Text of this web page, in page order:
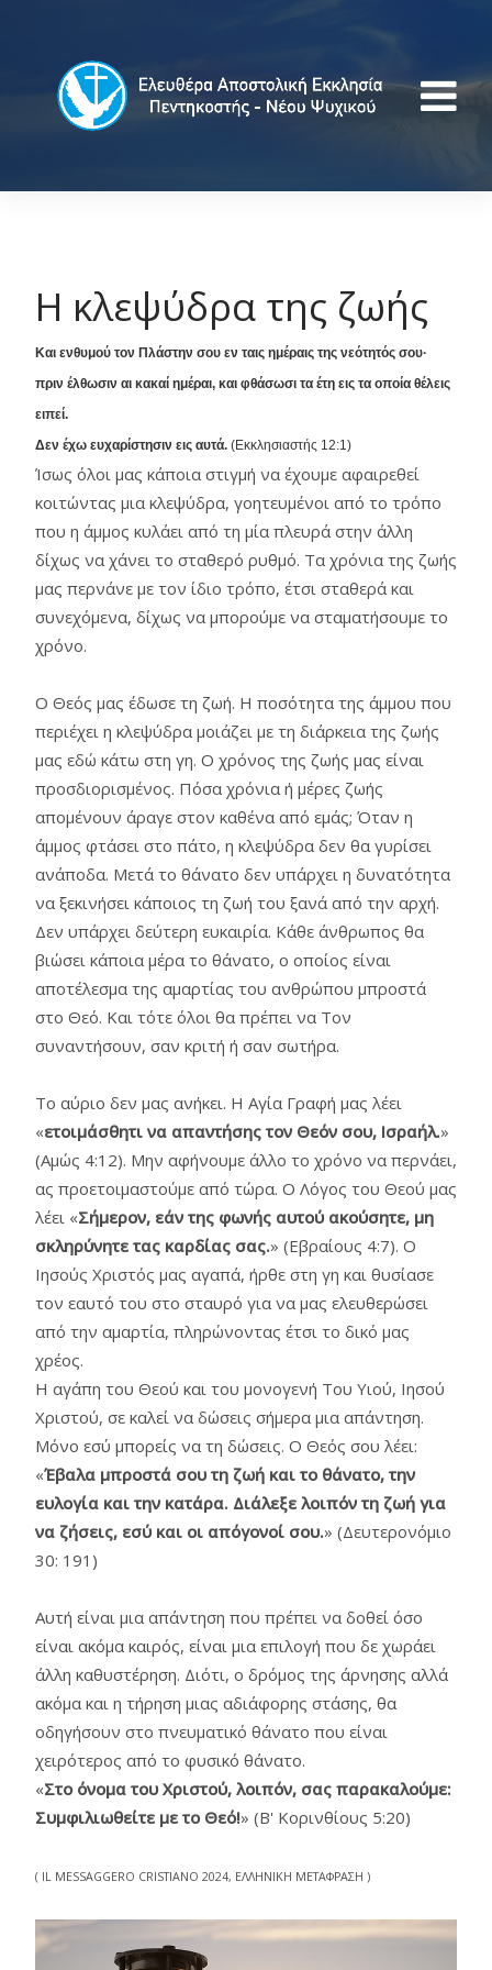
Η κλεψύδρα της ζωής
Και ενθυμού τον Πλάστην σου εν ταις ημέραις της νεότητός σου·
πριν έλθωσιν αι κακαί ημέραι, και φθάσωσι τα έτη εις τα οποία θέλεις
ειπεί.
Δεν έχω ευχαρίστησιν εις αυτά. (Εκκλησιαστής 12:1)
Ίσως όλοι μας κάποια στιγμή να έχουμε αφαιρεθεί
κοιτώντας μια κλεψύδρα, γοητευμένοι από το τρόπο
που η άμμος κυλάει από τη μία πλευρά στην άλλη
δίχως να χάνει το σταθερό ρυθμό. Τα χρόνια της ζωής
μας περνάνε με τον ίδιο τρόπο, έτσι σταθερά και
συνεχόμενα, δίχως να μπορούμε να σταματήσουμε το
χρόνο.
Ο Θεός μας έδωσε τη ζωή. Η ποσότητα της άμμου που
περιέχει η κλεψύδρα μοιάζει με τη διάρκεια της ζωής
μας εδώ κάτω στη γη. Ο χρόνος της ζωής μας είναι
προσδιορισμένος. Πόσα χρόνια ή μέρες ζωής
απομένουν άραγε στον καθένα από εμάς; Όταν η
άμμος φτάσει στο πάτο, η κλεψύδρα δεν θα γυρίσει
ανάποδα. Μετά το θάνατο δεν υπάρχει η δυνατότητα
να ξεκινήσει κάποιος τη ζωή του ξανά από την αρχή.
Δεν υπάρχει δεύτερη ευκαιρία. Κάθε άνθρωπος θα
βιώσει κάποια μέρα το θάνατο, ο οποίος είναι
αποτέλεσμα της αμαρτίας του ανθρώπου μπροστά
στο Θεό. Και τότε όλοι θα πρέπει να Τον
συναντήσουν, σαν κριτή ή σαν σωτήρα.
Το αύριο δεν μας ανήκει. Η Αγία Γραφή μας λέει
«ετοιμάσθητι να απαντήσης τον Θεόν σου, Ισραήλ.»
(Αμώς 4:12). Μην αφήνουμε άλλο το χρόνο να περνάει,
ας προετοιμαστούμε από τώρα. Ο Λόγος του Θεού μας
λέει «Σήμερον, εάν της φωνής αυτού ακούσητε, μη
σκληρύνητε τας καρδίας σας.» (Εβραίους 4:7). Ο
Ιησούς Χριστός μας αγαπά, ήρθε στη γη και θυσίασε
τον εαυτό του στο σταυρό για να μας ελευθερώσει
από την αμαρτία, πληρώνοντας έτσι το δικό μας
χρέος.
Η αγάπη του Θεού και του μονογενή Του Υιού, Ιησού
Χριστού, σε καλεί να δώσεις σήμερα μια απάντηση.
Μόνο εσύ μπορείς να τη δώσεις. Ο Θεός σου λέει:
«Έβαλα μπροστά σου τη ζωή και το θάνατο, την
ευλογία και την κατάρα. Διάλεξε λοιπόν τη ζωή για
να ζήσεις, εσύ και οι απόγονοί σου.» (Δευτερονόμιο
30: 191)
Αυτή είναι μια απάντηση που πρέπει να δοθεί όσο
είναι ακόμα καιρός, είναι μια επιλογή που δε χωράει
άλλη καθυστέρηση. Διότι, ο δρόμος της άρνησης αλλά
ακόμα και η τήρηση μιας αδιάφορης στάσης, θα
οδηγήσουν στο πνευματικό θάνατο που είναι
χειρότερος από το φυσικό θάνατο.
«Στο όνομα του Χριστού, λοιπόν, σας παρακαλούμε:
Συμφιλιωθείτε με το Θεό!» (Β' Κορινθίους 5:20)
( IL MESSAGGERO CRISTIANO 2024, ΕΛΛΗΝΙΚΗ ΜΕΤΑΦΡΑΣΗ )